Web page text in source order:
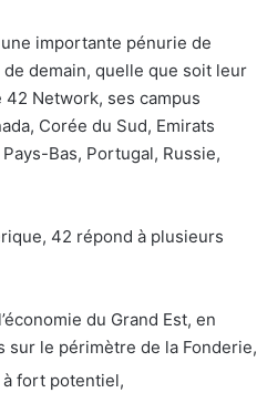
importante pénurie de
demain, quelle que soit leur
Network, ses campus
Corée du Sud, Emirats
Bas, Portugal, Russie,
42 répond à plusieurs
du Grand Est, en
sur le périmètre de la Fonderie,
fort potentiel,